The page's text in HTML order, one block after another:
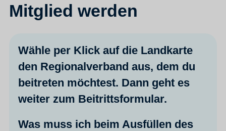
Mitglied werden
Wähle per Klick auf die Landkarte
den Regionalverband aus, dem du
beitreten möchtest. Dann geht es
weiter zum Beitrittsformular.
Was muss ich beim Ausfüllen des